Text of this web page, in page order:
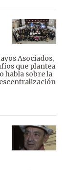
Asociados,
que plantea
habla sobre la